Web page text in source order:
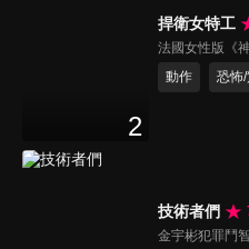
2
捍衛女特工
法國女性版《
動作
恐怖
技術者們
金宇彬犯罪鬥